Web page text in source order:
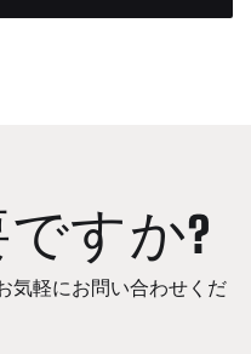
すか?
気軽にお問い合わせくだ